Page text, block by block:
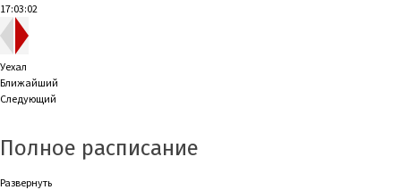
17:03:02
Уехал
Ближайший
Следующий
Полное расписание
Развернуть